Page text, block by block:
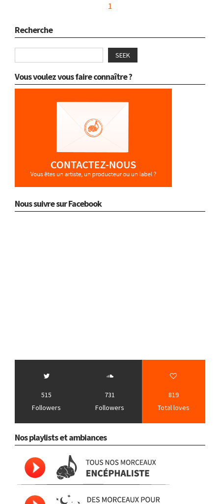
1
Recherche
SEEK
Vous voulez vous faire connaître ?
Nous suivre sur Facebook
515
Followers
731
Followers
819
Total loves
Nos playlists et ambiances